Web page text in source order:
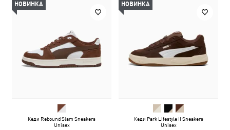
НОВИНКА
Кеди Rebound Slam Sneakers
Unisex
НОВИНКА
Кеди Park Lifestyle II Sneakers
Unisex